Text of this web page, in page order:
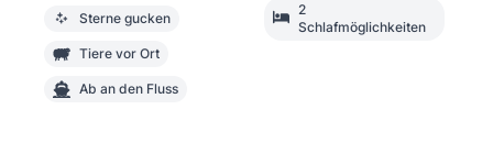
Sterne gucken
Tiere vor Ort
Ab an den Fluss
2
Schlafmöglichkeiten